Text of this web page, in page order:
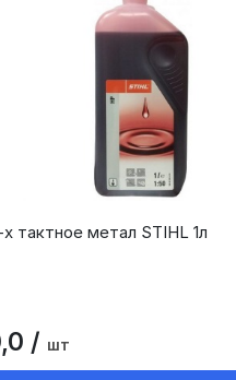
тактное метал STIHL 1л
/ шт